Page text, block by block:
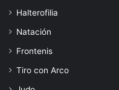
Halterofilia
Natación
Frontenis
Tiro con Arco